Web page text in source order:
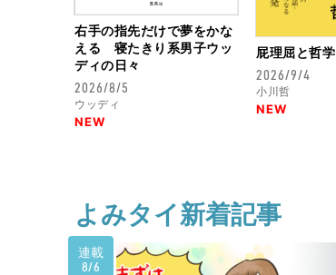
右手の指先だけで夢をかな
える 寝たきり系男子ウッ
ディの日々
2026/8/5
ウッディ
NEW
屁理屈と哲学
2026/9/4
小川哲
NEW
よみタイ新着記事
連載
8/6